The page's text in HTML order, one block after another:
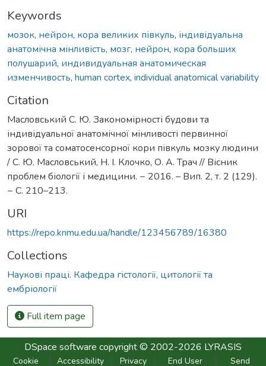
Keywords
мозок, нейрон, кора великих півкуль, індивідуальна
анатомічна мінливість, мозг, нейрон, кора больших
полушарий, индивидуальная анатомическая
изменчивость, human cortex, individual anatomical variability
Citation
Масловський С. Ю. Закономірності будови та
індивідуальної анатомічної мінливості первинної
зорової та соматосенсорної кори півкуль мозку людини
/ С. Ю. Масловський, Н. І. Клочко, О. А. Трач // Вісник
проблем біології і медицини. − 2016. – Вип. 2, т. 2 (129).
− С. 210–213.
URI
https://repo.knmu.edu.ua/handle/123456789/16380
Collections
Наукові праці. Кафедра гістології, цитології та
ембріології
Full item page
DSpace software copyright © 2002-2026 LYRASIS
Cookie Accessibility Privacy End User Send